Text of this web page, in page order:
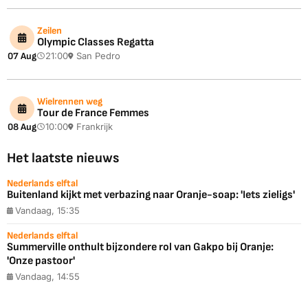
07 Aug
Zeilen
Olympic Classes Regatta
21:00 San Pedro
08 Aug
Wielrennen weg
Tour de France Femmes
10:00 Frankrijk
Het laatste nieuws
Nederlands elftal
Buitenland kijkt met verbazing naar Oranje-soap: 'Iets zieligs'
Vandaag, 15:35
Nederlands elftal
Summerville onthult bijzondere rol van Gakpo bij Oranje:
'Onze pastoor'
Vandaag, 14:55